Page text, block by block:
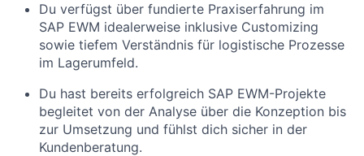
Du verfügst über fundierte Praxiserfahrung im
SAP EWM idealerweise inklusive Customizing
sowie tiefem Verständnis für logistische Prozesse
im Lagerumfeld.
Du hast bereits erfolgreich SAP EWM-Projekte
begleitet von der Analyse über die Konzeption bis
zur Umsetzung und fühlst dich sicher in der
Kundenberatung.